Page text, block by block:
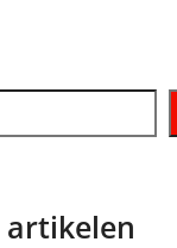
artikelen